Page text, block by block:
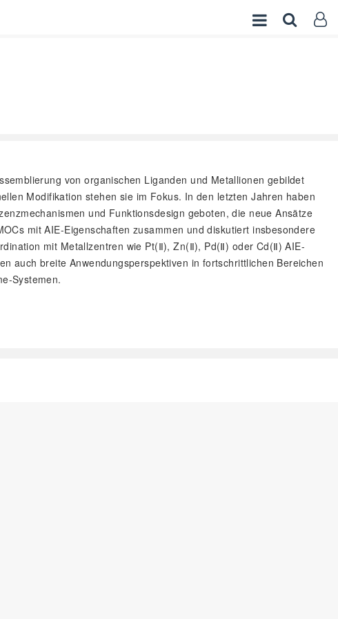
von organischen Liganden und Metallionen gebildet
Modifikation stehen sie im Fokus. In den letzten Jahren haben
und Funktionsdesign geboten, die neue Ansätze
mit AIE-Eigenschaften zusammen und diskutiert insbesondere
mit Metallzentren wie Pt(Ⅱ), Zn(Ⅱ), Pd(Ⅱ) oder Cd(Ⅱ) AIE-
auch breite Anwendungsperspektiven in fortschrittlichen Bereichen
Systemen.